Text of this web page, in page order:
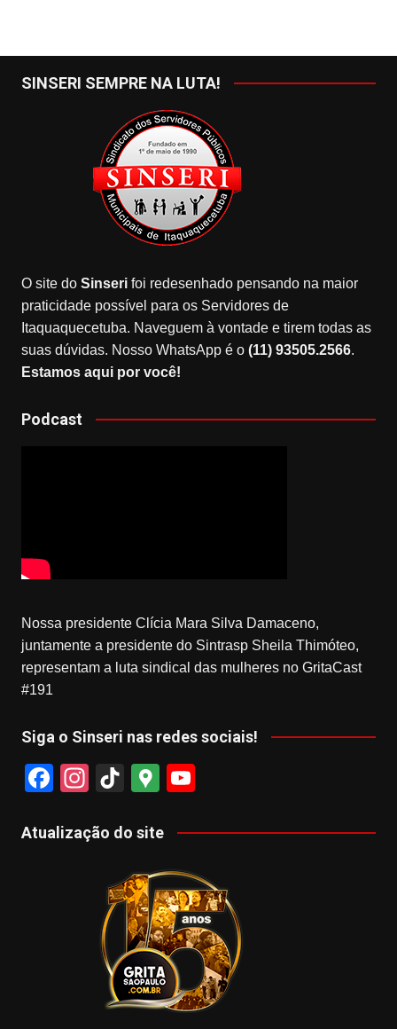
SINSERI SEMPRE NA LUTA!
O site do Sinserifoi redesenhado pensando na maior
praticidade possível para os Servidores de
Itaquaquecetuba. Naveguem à vontade e tirem todas as
suas dúvidas. Nosso WhatsApp é o (11) 93505.2566.
Estamos aqui por você!
Podcast
Nossa presidente Clícia Mara Silva Damaceno,
juntamente a presidente do Sintrasp Sheila Thimóteo,
representam a luta sindical das mulheres no GritaCast
#191
Siga o Sinseri nas redes sociais!
F
c
In
a
m
Ti
T
k
G
o
gl
e
M
a
p
s
u
u
b
e
Atualização do site